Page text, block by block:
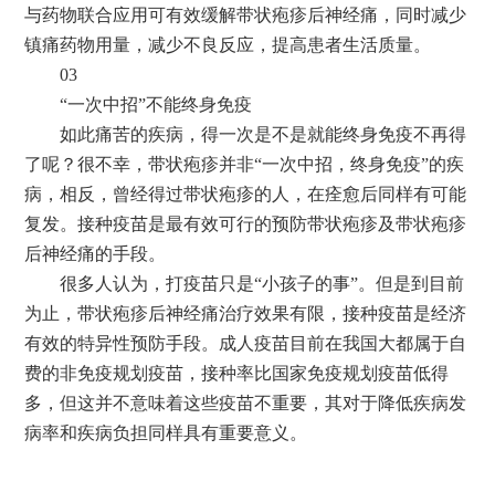
与药物联合应用可有效缓解带状疱疹后神经痛，同时减少
镇痛药物用量，减少不良反应，提高患者生活质量。
03
“一次中招”不能终身免疫
如此痛苦的疾病，得一次是不是就能终身免疫不再得
了呢？很不幸，带状疱疹并非“一次中招，终身免疫”的疾
病，相反，曾经得过带状疱疹的人，在痊愈后同样有可能
复发。接种疫苗是最有效可行的预防带状疱疹及带状疱疹
后神经痛的手段。
很多人认为，打疫苗只是“小孩子的事”。但是到目前
为止，带状疱疹后神经痛治疗效果有限，接种疫苗是经济
有效的特异性预防手段。成人疫苗目前在我国大都属于自
费的非免疫规划疫苗，接种率比国家免疫规划疫苗低得
多，但这并不意味着这些疫苗不重要，其对于降低疾病发
病率和疾病负担同样具有重要意义。